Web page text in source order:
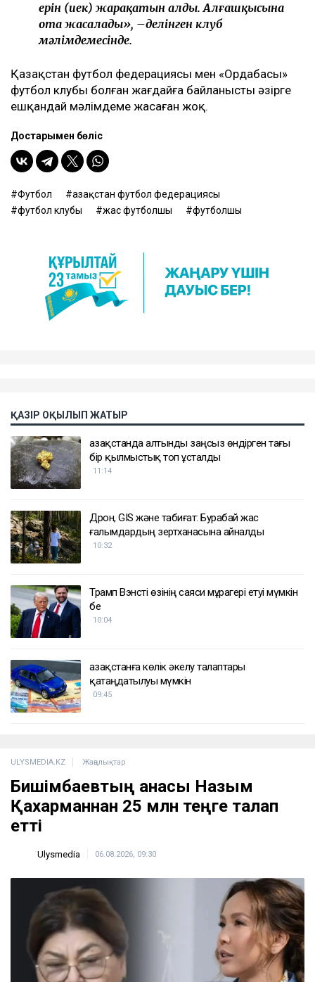
ерін (иек) жарақатын алды. Алғашқысына
ота жасалады», –делінген клуб
мәлімдемесінде.
Қазақстан футбол федерациясы мен «Ордабасы»
футбол клубы болған жағдайға байланысты әзірге
ешқандай мәлімдеме жасаған жоқ.
Достарыңмен бөліс
Футбол
Қазақстан футбол федерациясы
футбол клубы
жас футболшы футболшы
ҚАЗІР ОҚЫЛЫП ЖАТЫР
Қазақстанда алтынды заңсыз өндірген тағы
бір қылмыстық топ ұсталды
11:14
Дрон, GIS және табиғат: Бурабай жас
ғалымдардың зертханасына айналды
10:32
Трамп Вэнсті өзінің саяси мұрагері етуі мүмкін
бе
10:04
Қазақстанға көлік әкелу талаптары
қатаңдатылуы мүмкін
09:45
ULYSMEDIA.KZ Жаңалықтар
Бишімбаевтың анасы Назым
Қахарманнан 25 млн теңге талап
етті
Ulysmedia 06.08.2026, 09:30